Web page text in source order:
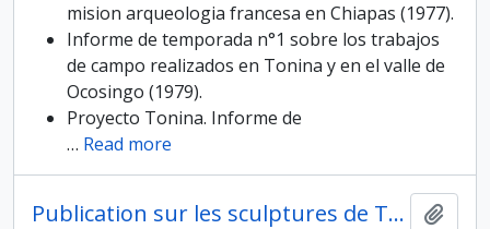
mision arqueologia francesa en Chiapas (1977).
Informe de temporada n°1 sobre los trabajos
de campo realizados en Tonina y en el valle de
Ocosingo (1979).
Proyecto Tonina. Informe de
… Read more
Publication sur les sculptures de Tonina, phase 1